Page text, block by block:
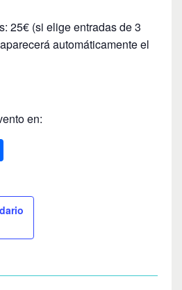
25€ (si elige entradas de 3
automáticamente el
en:
m
p
ar